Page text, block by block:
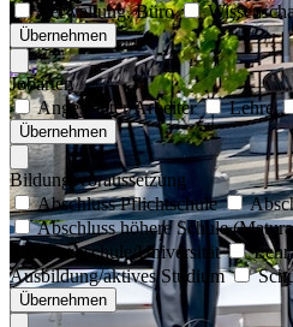
Verwaltung, Büro
Übernehmen
Jobarten
Angestellter/Arbeiter
Lehre
Übernehmen
Bildungsvoraussetzung
Abschluss Pflichtschule
Abschluss höhere Schule
Fachhochschule/Universität
Ausbildung/aktives Studium
Übernehmen